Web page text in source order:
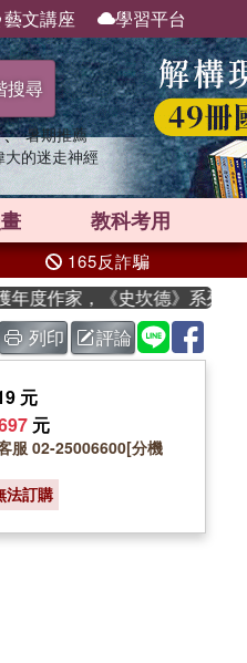
藝文講座 學習平台
搜尋
、 暑期推薦
大的迷走神經
教科考用
165反詐騙
家，《史坎德》系列帶你踏
列印 評論
元
元
服 02-25006600[分機
法訂購